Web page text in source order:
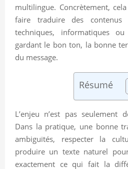
multilingue. Concrètement,
faire traduire des contenus
techniques, informatiques
gardant le bon ton, la bonne
du message.
Résumé
L’enjeu n’est pas seulement
Dans la pratique, une bonne
ambiguïtés, respecter la
produire un texte naturel
exactement ce qui fait la